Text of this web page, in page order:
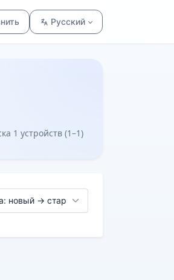
Русский
1 устройств (1–1)